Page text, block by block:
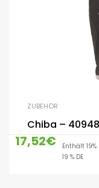
ZUBEHÖR
Chiba –
17,52€
Enthält 19%
19 % DE